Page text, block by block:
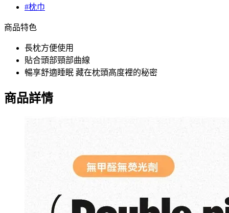
#枕巾
商品特色
長枕方便使用
貼合頭部頸部曲線
暢享舒適睡眠 藏在枕頭高度裡的秘密
商品詳情